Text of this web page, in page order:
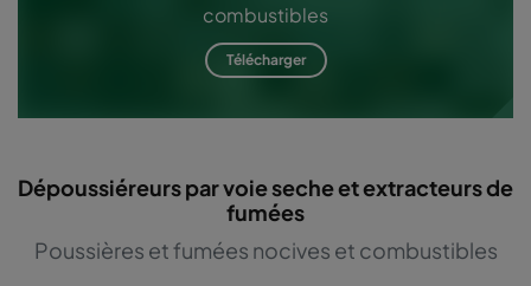
combustibles
Télécharger
Dépoussiéreurs par voie seche et extracteurs de
fumées
Poussières et fumées nocives et combustibles